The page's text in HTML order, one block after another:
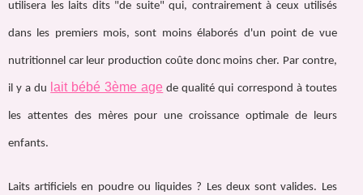
utilisera les laits dits "de suite" qui, contrairement à ceux utilisés
dans les premiers mois, sont moins élaborés d'un point de vue
nutritionnel car leur production coûte donc moins cher. Par contre,
il y a du lait bébé 3ème age de qualité qui correspond à toutes
les attentes des mères pour une croissance optimale de leurs
enfants.
Laits artificiels en poudre ou liquides ? Les deux sont valides. Les